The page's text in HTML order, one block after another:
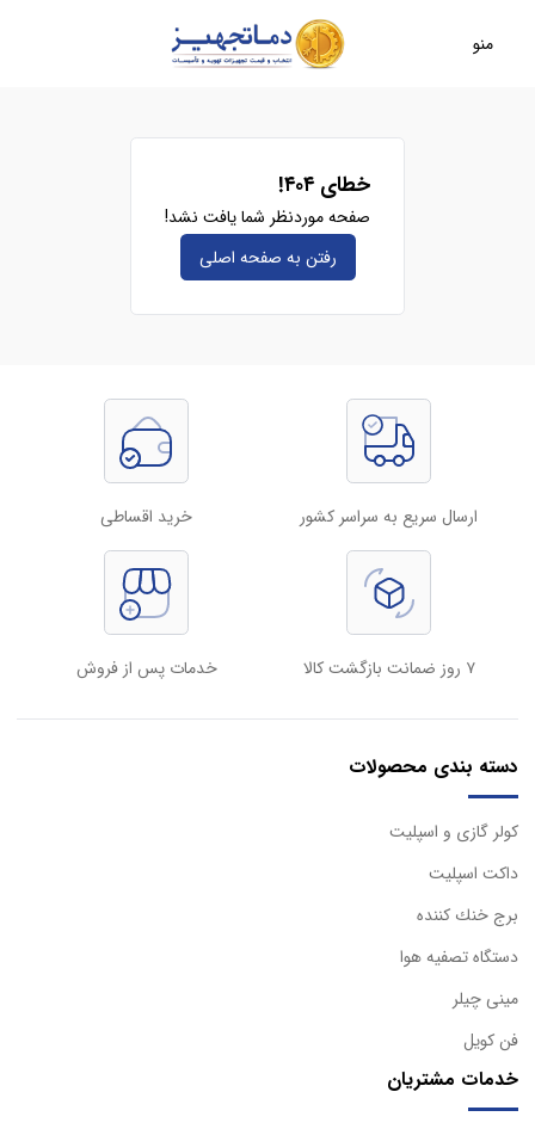
منو
خطای ۴۰۴!
صفحه موردنظر شما یافت نشد!
رفتن به صفحه‌ اصلی
ارسال سریع به سراسر کشور خرید اقساطی
۷ روز ضمانت بازگشت کالا خدمات پس از فروش
دسته بندی محصولات
كولر گازی و اسپليت
داكت اسپليت
برج خنك كننده
دستگاه تصفيه هوا
مینی چیلر
فن کویل
خدمات مشتریان